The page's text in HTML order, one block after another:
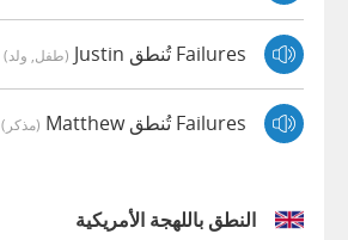
Failures تُنطق Justin (طفل, ولد)
Failures تُنطق Matthew (مذكر)
النطق باللهجة الأمريكية